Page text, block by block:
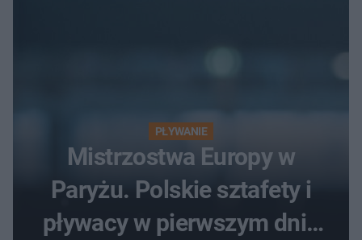
PŁYWANIE
Mistrzostwa Europy w
Paryżu. Polskie sztafety i
pływacy w pierwszym dniu